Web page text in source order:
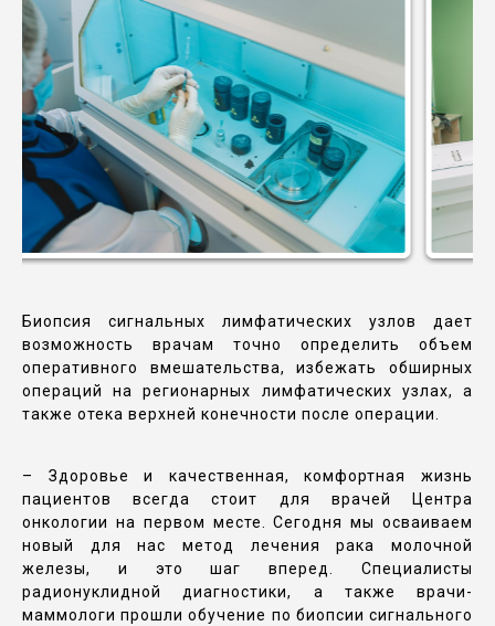
Биопсия сигнальных лимфатических узлов дает
возможность врачам точно определить объем
оперативного вмешательства, избежать обширных
операций на регионарных лимфатических узлах, а
также отека верхней конечности после операции.
– Здоровье и качественная, комфортная жизнь
пациентов всегда стоит для врачей Центра
онкологии на первом месте. Сегодня мы осваиваем
новый для нас метод лечения рака молочной
железы, и это шаг вперед. Специалисты
радионуклидной диагностики, а также врачи-
маммологи прошли обучение по биопсии сигнального